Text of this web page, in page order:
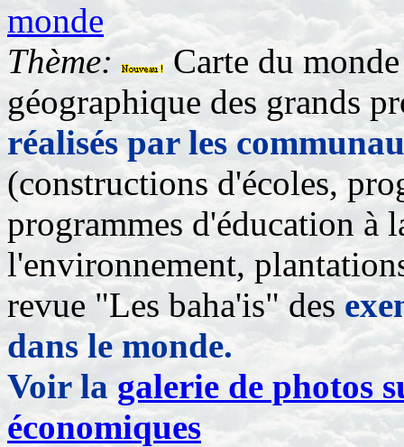
monde
Thème:
Carte du
géographique des grands
réalisés par les
(constructions d'écoles,
programmes d'éducation à
l'environnement,
revue "Les baha'is" des
dans le monde.
Voir la galerie de photos
économiques